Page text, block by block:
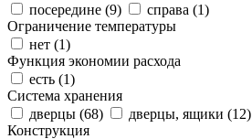
посередине (9) справа (1)
Ограничение температуры
нет (1)
Функция экономии расхода
есть (1)
Система хранения
дверцы (68) дверцы, ящики (12)
Конструкция